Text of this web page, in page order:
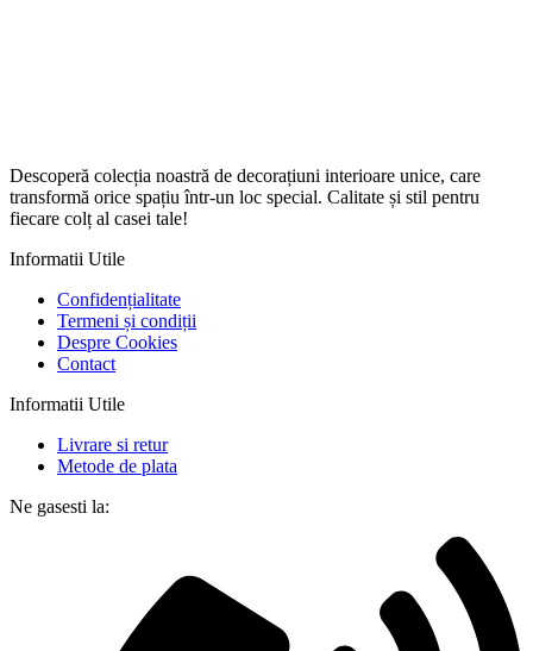
Descoperă colecția noastră de decorațiuni interioare unice, care
transformă orice spațiu într-un loc special. Calitate și stil pentru
fiecare colț al casei tale!
Informatii Utile
Confidențialitate
Termeni și condiții
Despre Cookies
Contact
Informatii Utile
Livrare si retur
Metode de plata
Ne gasesti la: